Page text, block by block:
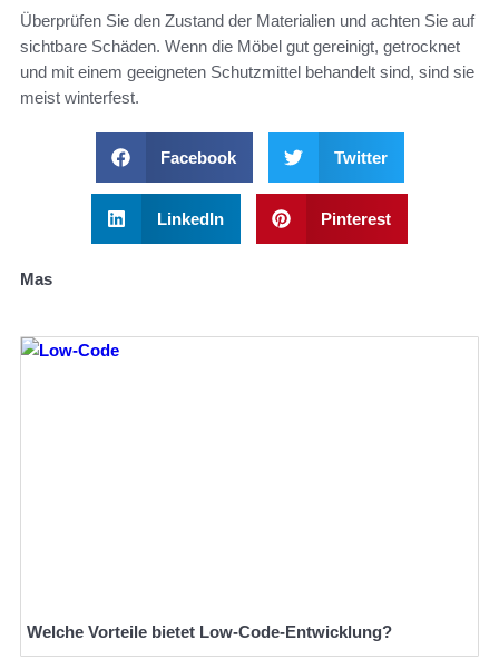
Überprüfen Sie den Zustand der Materialien und achten Sie auf
sichtbare Schäden. Wenn die Möbel gut gereinigt, getrocknet
und mit einem geeigneten Schutzmittel behandelt sind, sind sie
meist winterfest.
Facebook Twitter
LinkedIn Pinterest
Mas
Welche Vorteile bietet Low-Code-Entwicklung?